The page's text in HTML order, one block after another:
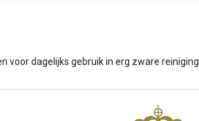
voor dagelijks gebruik in erg zware reiniging